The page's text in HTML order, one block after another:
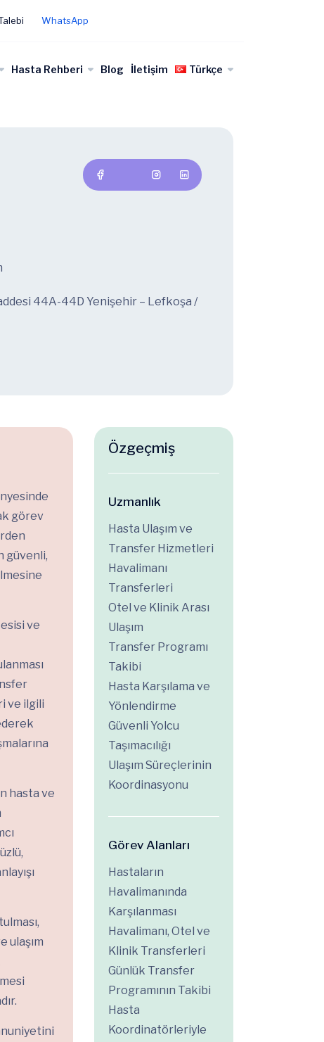
WhatsApp
Hasta Rehberi Blog İletişim Türkçe
44A-44D Yenişehir – Lefkoşa /
görev
güvenli,
ve
ve ilgili
hasta ve
ulaşım
Özgeçmiş
Uzmanlık
Hasta Ulaşım ve
Transfer Hizmetleri
Havalimanı
Transferleri
Otel ve Klinik Arası
Ulaşım
Transfer Programı
Takibi
Hasta Karşılama ve
Yönlendirme
Güvenli Yolcu
Taşımacılığı
Ulaşım Süreçlerinin
Koordinasyonu
Görev Alanları
Hastaların
Havalimanında
Karşılanması
Havalimanı, Otel ve
Klinik Transferleri
Günlük Transfer
Programının Takibi
Hasta
Koordinatörleriyle